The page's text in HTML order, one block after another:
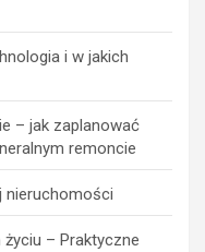
i w jakich
– jak zaplanować
remoncie
nieruchomości
– Praktyczne